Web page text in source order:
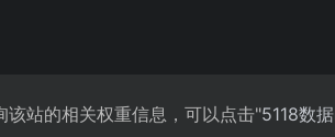
站的相关权重信息，可以点击"5118数据